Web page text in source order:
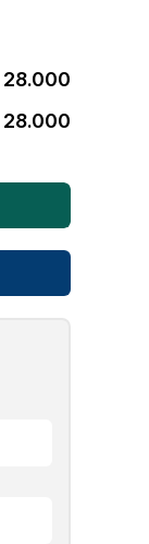
28.000
28.000